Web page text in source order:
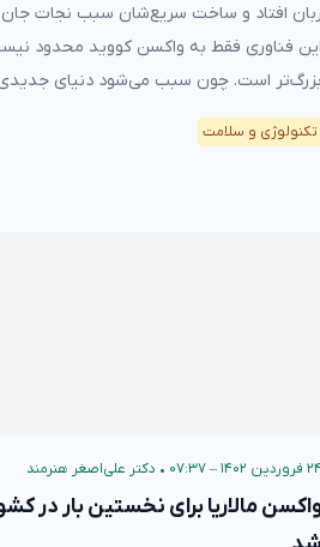
زبان‌ افتاد و ساخت سریع‌شان سبب نجات جان
این فناوری فقط به واکسن کووید محدود
بزرگ‌تر است. چون سبب می‌شود دنیای جدیدی
تکنولوژی و سلامت
۲۴ فروردین ۱۴۰۲ – ۰۷:۳۷ • دکتر علی‌اصغر هنرمند
مالاریا برای نخستین بار در